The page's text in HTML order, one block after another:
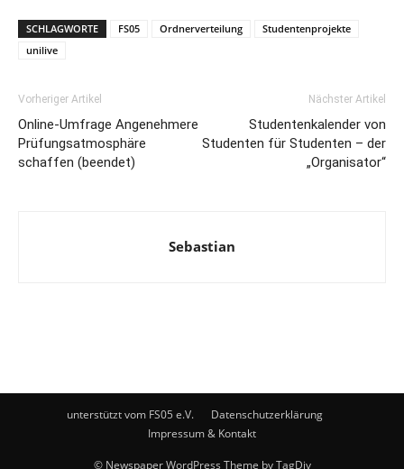
SCHLAGWORTE FS05 Ordnerverteilung
Studentenprojekte
unilive
Vorheriger Artikel
Online-Umfrage Angenehmere
Prüfungsatmosphäre
schaffen (beendet)
Nächster Artikel
Studentenkalender von
Studenten für Studenten – der
„Organisator“
Sebastian
unterstützt vom FS05 e.V.
Datenschutzerklärung
Impressum & Kontakt
© Newspaper WordPress Theme by TagDiv